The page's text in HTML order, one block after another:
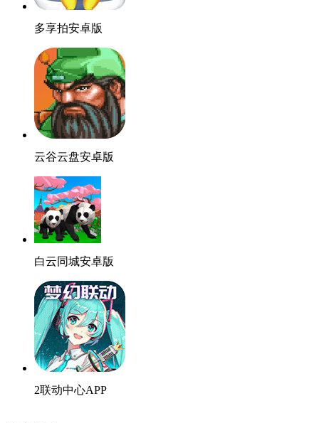
多享拍安卓版
云谷云盘安卓版
白云同城安卓版
2联动中心APP